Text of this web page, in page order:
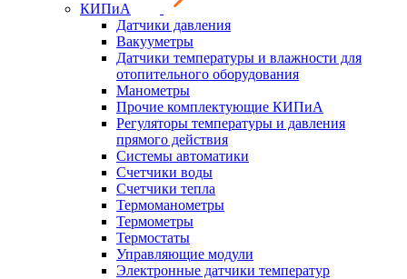
КИПиА
Датчики давления
Вакууметры
Датчики температуры и влажности для
отопительного оборудования
Манометры
Прочие комплектующие КИПиА
Регуляторы температуры и давления
прямого действия
Системы автоматики
Счетчики воды
Счетчики тепла
Термоманометры
Термометры
Термостаты
Управляющие модули
Электронные датчики температур